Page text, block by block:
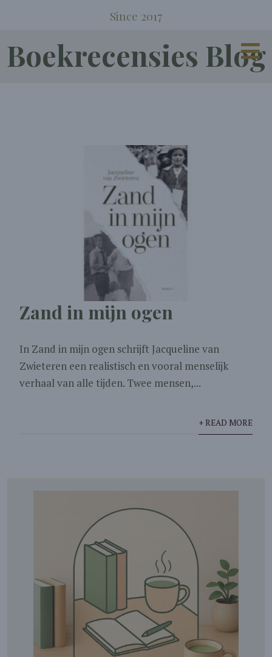
Since 2017
Boekrecensies Blog
Zand in mijn ogen
In Zand in mijn ogen schrijft Jacqueline van
Zwieteren een realistisch en vooral menselijk
verhaal van alle tijden. Twee mensen,...
+ READ MORE